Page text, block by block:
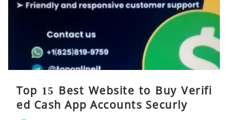
Top 15 Best Website to Buy Verifi
ed Cash App Accounts Securly